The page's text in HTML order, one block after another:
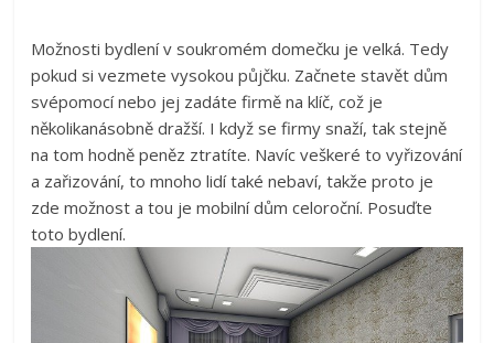
Možnosti bydlení v soukromém domečku je velká. Tedy
pokud si vezmete vysokou půjčku. Začnete stavět dům
svépomocí nebo jej zadáte firmě na klíč, což je
několikanásobně dražší. I když se firmy snaží, tak stejně
na tom hodně peněz ztratíte. Navíc veškeré to vyřizování
a zařizování, to mnoho lidí také nebaví, takže proto je
zde možnost a tou jemobilní dům celoroční. Posuďte
toto bydlení.